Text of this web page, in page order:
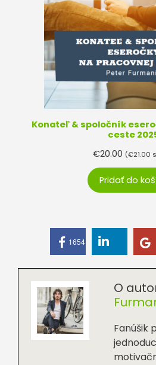
Konateľ & spoločník
ceste
€20.00 (€21.00
Pridať do
1654
O
Fanúšik